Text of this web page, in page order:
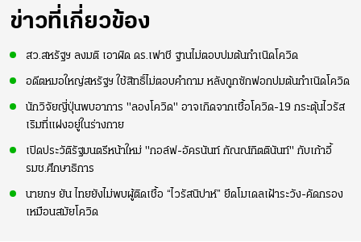
ข่าวที่เกี่ยวข้อง
สว.สหรัฐฯ ลงมติ เอาผิด ดร.เฟาชี ฐานไม่ตอบปมต้นกำเนิดโควิด
อดีตหมอใหญ่สหรัฐฯ ใช้สิทธิ์ไม่ตอบคำถาม หลังถูกซักฟอกปมต้นกำเนิดโควิด
นักวิจัยญี่ปุ่นพบอาการ "ลองโควิด" อาจเกิดจากเชื้อโควิด-19 กระตุ้นไวรัส
เริมที่แฝงอยู่ในร่างกาย
เปิดประวัติรัฐมนตรีหน้าใหม่ "กอล์ฟ-อัครนันท์ กัณณ์กิตตินันท์" กับเก้าอี้
รมช.ศึกษาธิการ
นายกฯ ยัน ไทยยังไม่พบผู้ติดเชื้อ “ไวรัสนิปาห์” ยึดโมเดลเฝ้าระวัง-คัดกรอง
เหมือนสมัยโควิด